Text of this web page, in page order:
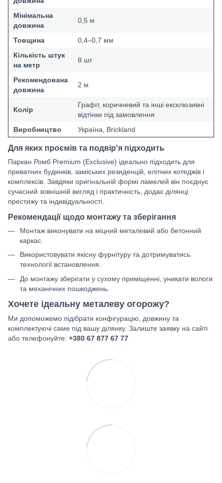
Мінімальна
довжина
0,5 м
Товщина
0,4–0,7 мм
Кількість штук
на метр
8 шт
Рекомендована
довжина
2 м
Колір
Графіт, коричневий та інші ексклюзивні
відтінки під замовлення
Виробництво
Україна, Brickland
Для яких проємів та подвір'я підходить
Паркан Ромб Premium (Exclusive) ідеально підходить для
приватних будинків, заміських резиденцій, елітних котеджів і
комплексів. Завдяки оригінальній формі ламелей він поєднує
сучасний зовнішній вигляд і практичність, додає ділянці
престижу та індивідуальності.
Рекомендації щодо монтажу та зберігання
Монтаж виконувати на міцний металевий або бетонний
каркас.
Використовувати якісну фурнітуру та дотримуватись
технології встановлення.
До монтажу зберігати у сухому приміщенні, уникати вологи
та механічних пошкоджень.
Хочете ідеальну металеву огорожу?
Ми допоможемо підібрати конфігурацію, довжину та
комплектуючі саме під вашу ділянку. Залиште заявку на сайті
або телефонуйте: +380 67 877 67 77